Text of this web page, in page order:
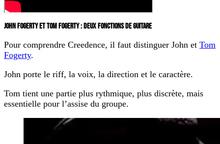
JOHN FOGERTY ET TOM FOGERTY : DEUX FONCTIONS DE GUITARE
Pour comprendre Creedence, il faut distinguer John et Tom
Fogerty.
John porte le riff, la voix, la direction et le caractère.
Tom tient une partie plus rythmique, plus discrète, mais
essentielle pour l’assise du groupe.